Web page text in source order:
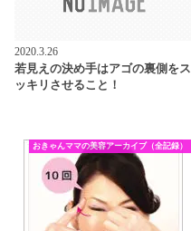
2020.3.26
若見えの決め手はアゴの裏側をス
ッキリさせること！
おきゃんママの美容アーカイブ（全記録）